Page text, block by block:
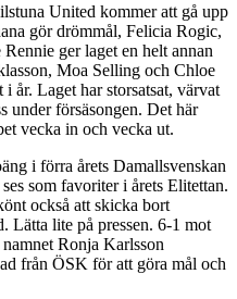
United kommer att gå upp
gör drömmål, Felicia Rogic,
ger laget en helt annan
Moa Selling och Chloe
år. Laget har storsatsat, värvat
under försäsongen. Det här
vecka in och vecka ut.
i förra årets Damallsvenskan
som favoriter i årets Elitettan.
också att skicka bort
Lätta lite på pressen. 6-1 mot
Ronja Karlsson
från ÖSK för att göra mål och